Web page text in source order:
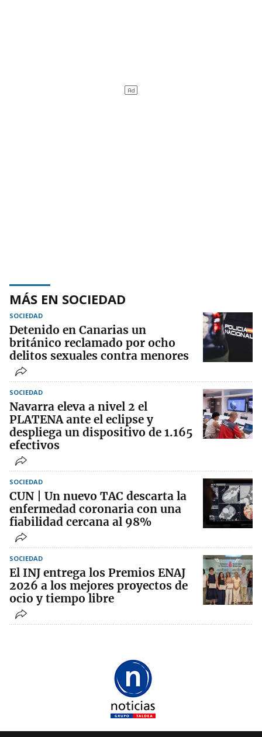
MÁS EN SOCIEDAD
SOCIEDAD
Detenido en Canarias un
británico reclamado por ocho
delitos sexuales contra menores
SOCIEDAD
Navarra eleva a nivel 2 el
PLATENA ante el eclipse y
despliega un dispositivo de 1.165
efectivos
SOCIEDAD
CUN | Un nuevo TAC descarta la
enfermedad coronaria con una
fiabilidad cercana al 98%
SOCIEDAD
El INJ entrega los Premios ENAJ
2026 a los mejores proyectos de
ocio y tiempo libre